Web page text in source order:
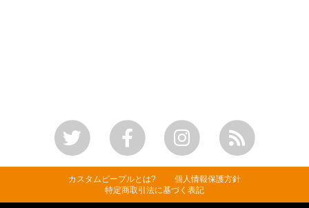
カスタムピープルとは?
個人情報保護方針
特定商取引法に基づく表記